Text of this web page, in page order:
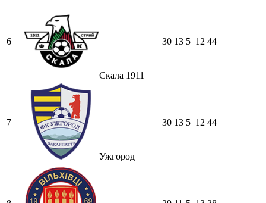
6
Скала 1911
30 13 5 12 44
7
Ужгород
30 13 5 12 44